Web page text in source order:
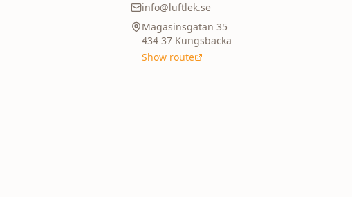
info@luftlek.se
Magasinsgatan 35
434 37 Kungsbacka
Show route